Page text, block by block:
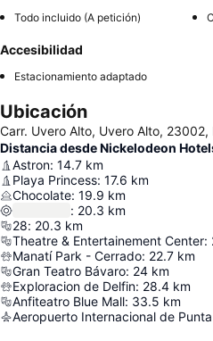
Todo incluido (A petición)
Accesibilidad
Estacionamiento adaptado
Ubicación
Carr. Uvero Alto, Uvero Alto, 23002,
Distancia desde Nickelodeon
Astron: 14.7 km
Playa Princess: 17.6 km
Chocolate: 19.9 km
: 20.3 km
28: 20.3 km
Theatre & Entertainement Center:
Manatí Park - Cerrado: 22.7 km
Gran Teatro Bávaro: 24 km
Exploracion de Delfin: 28.4 km
Anfiteatro Blue Mall: 33.5 km
Aeropuerto Internacional de